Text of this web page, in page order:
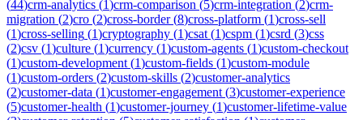
(44)crm-analytics (1)crm-comparison (5)crm-integration (2)crm-
migration (2)cro (2)cross-border(8)cross-platform (1)cross-sell
(1)cross-selling (1)cryptography (1)csat (1)cspm (1)csrd (3)css
(2)csv (1)culture (1)currency (1)custom-agents (1)custom-checkout
(1)custom-development (1)custom-fields (1)custom-module
(1)custom-orders (2)custom-skills (2)customer-analytics
(2)customer-data (1)customer-engagement (3)customer-experience
(5)customer-health (1)customer-journey (1)customer-lifetime-value